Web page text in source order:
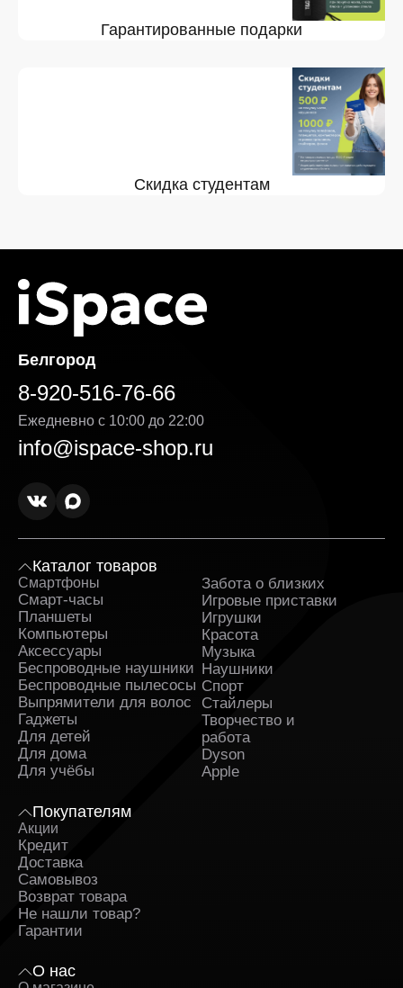
Гарантированные подарки
Скидка студентам
Белгород
8-920-516-76-66
Ежедневно с 10:00 до 22:00
info@ispace-shop.ru
Каталог товаров
Смартфоны
Смарт-часы
Планшеты
Компьютеры
Аксессуары
Беспроводные наушники
Беспроводные пылесосы
Выпрямители для волос
Гаджеты
Для детей
Для дома
Для учёбы
Забота о близких
Игровые приставки
Игрушки
Красота
Музыка
Наушники
Спорт
Стайлеры
Творчество и
работа
Dyson
Apple
Покупателям
Акции
Кредит
Доставка
Самовывоз
Возврат товара
Не нашли товар?
Гарантии
О нас